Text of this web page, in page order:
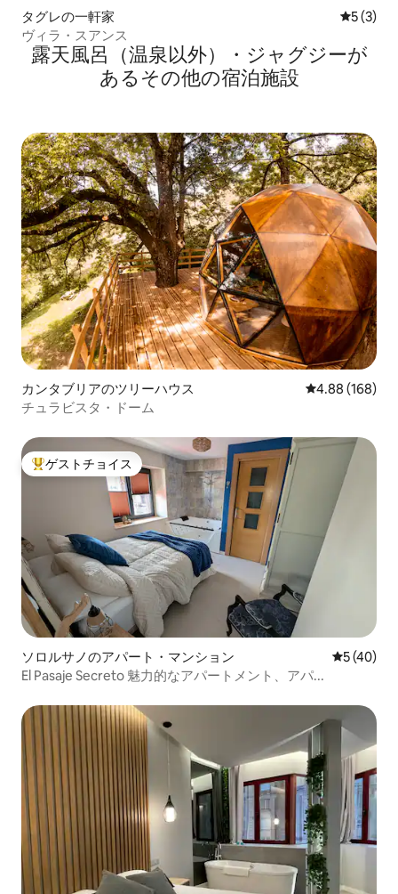
タグレの一軒家 レビュー
5 (3)
ヴィラ・スアンス
露天風呂（温泉以外）・ジャグジーが
あるその他の宿泊施設
カンタブリアのツリーハウス レビュー168
4.88 (168)
チュラビスタ・ドーム
大好評のゲストチョイスです。
ゲストチョイス
ソロルサノのアパート・マンション レビュー
5 (40)
El Pasaje Secreto 魅力的なアパートメント、アパ...